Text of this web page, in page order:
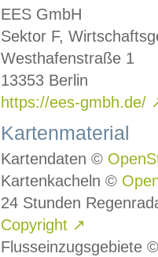
EES GmbH
Sektor F,
Westhafenstraße 1
13353 Berlin
https://ees-gmbh.de/
Kartenmaterial
Kartendaten ©
Kartenkacheln ©
24 Stunden
Copyright ↗
Flusseinzugsgebiete